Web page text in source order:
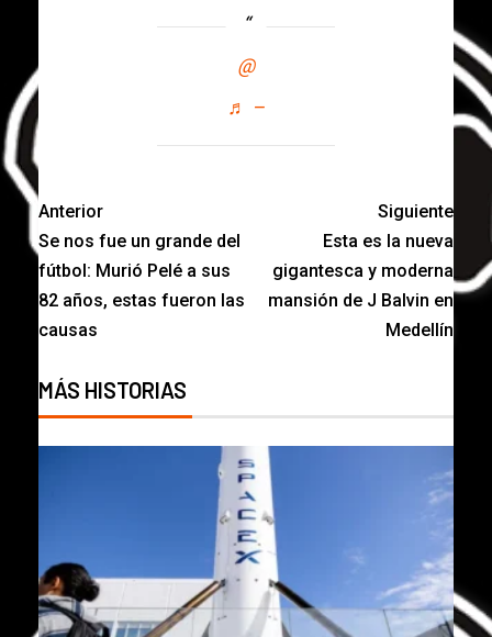
@
♬ –
Anterior
Se nos fue un grande del
fútbol: Murió Pelé a sus
82 años, estas fueron las
causas
Siguiente
Esta es la nueva
gigantesca y moderna
mansión de J Balvin en
Medellín
MÁS HISTORIAS